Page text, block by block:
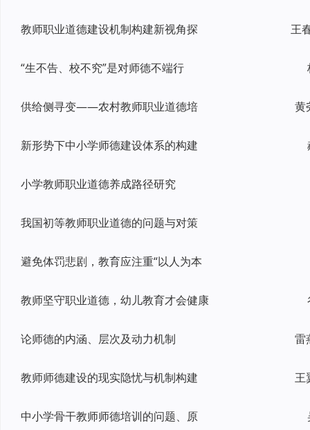
教师职业道德建设机制构建新视角探
“生不告、校不究”是对师德不端行
供给侧寻变——农村教师职业道德培 黄
新形势下中小学师德建设体系的构建
小学教师职业道德养成路径研究
我国初等教师职业道德的问题与对策
避免体罚悲剧，教育应注重“以人为本
教师坚守职业道德，幼儿教育才会健康
论师德的内涵、层次及动力机制 雷
教师师德建设的现实隐忧与机制构建 王
中小学骨干教师师德培训的问题、原